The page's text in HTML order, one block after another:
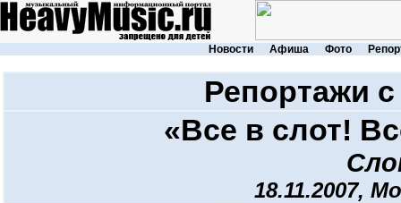
Новости Афиша Фото
Репортажи
«Все в слот!
18.11.2007,